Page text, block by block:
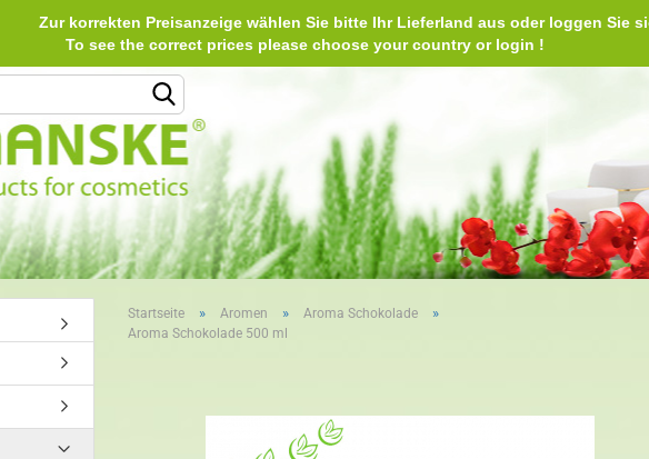
Zur korrekten Preisanzeige wählen Sie bitte Ihr Lieferland aus oder loggen Sie
To see the correct prices please choose your country or login
Startseite » Aromen » Aroma Schokolade »
Aroma Schokolade 500 ml